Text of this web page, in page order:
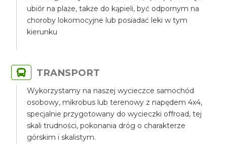
ubiór na plaże, także do kąpieli, być odpornym na
choroby lokomocyjne lub posiadać leki w tym
kierunku
TRANSPORT
Wykorzystamy na naszej wycieczce samochód
osobowy, mikrobus lub terenowy z napędem 4x4,
specjalnie przygotowany do wycieczki offroad, tej
skali trudności, pokonania dróg o charakterze
górskim i skalistym.